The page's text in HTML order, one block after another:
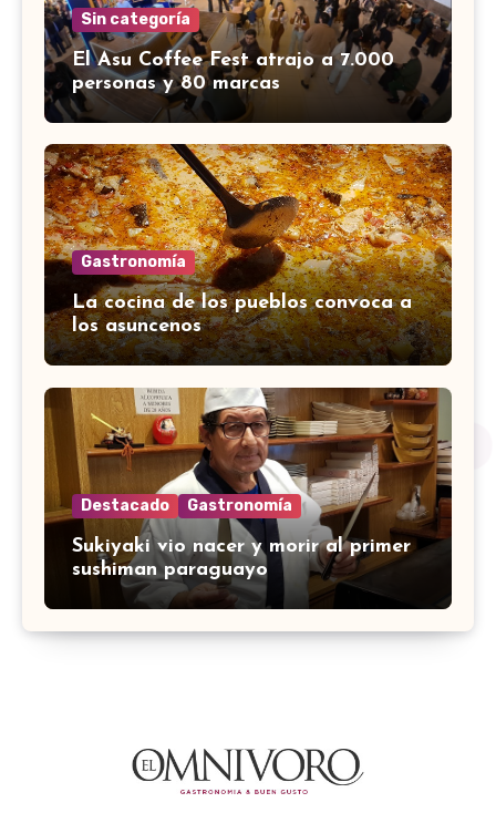
Sin categoría
El Asu Coffee Fest atrajo a 7.000
personas y 80 marcas
Gastronomía
La cocina de los pueblos convoca a
los asuncenos
Destacado Gastronomía
Sukiyaki vio nacer y morir al primer
sushiman paraguayo